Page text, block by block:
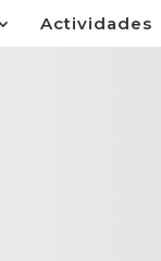
Actividades